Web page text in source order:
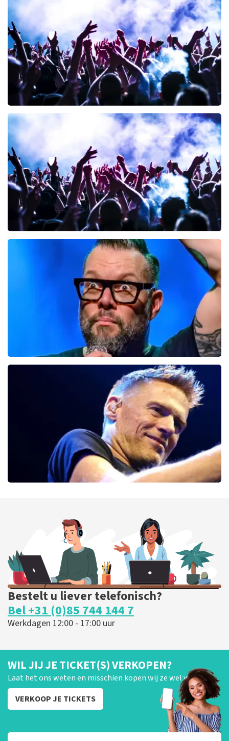
BESTEL NU
BESTEL NU
laatste 30 minuten
BESTEL NU
BESTEL NU
Bestelt u liever telefonisch?
Bel +31 (0)85 744 144 7
Werkdagen 12:00 - 17:00 uur
WIL JIJ JE TICKET(S) VERKOPEN?
Laat het ons weten en misschien kopen wij ze wel van je!
VERKOOP JE TICKETS